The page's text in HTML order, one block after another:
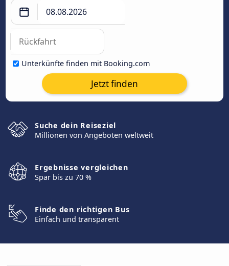
Unterkünfte finden mit Booking.com
Jetzt finden
Suche dein Reiseziel
Millionen von Angeboten weltweit
Ergebnisse vergleichen
Spar bis zu 70 %
Finde den richtigen Bus
Einfach und transparent